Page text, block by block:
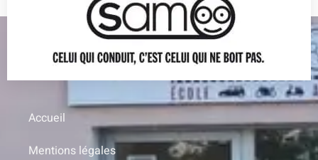
Accueil
Mentions légales